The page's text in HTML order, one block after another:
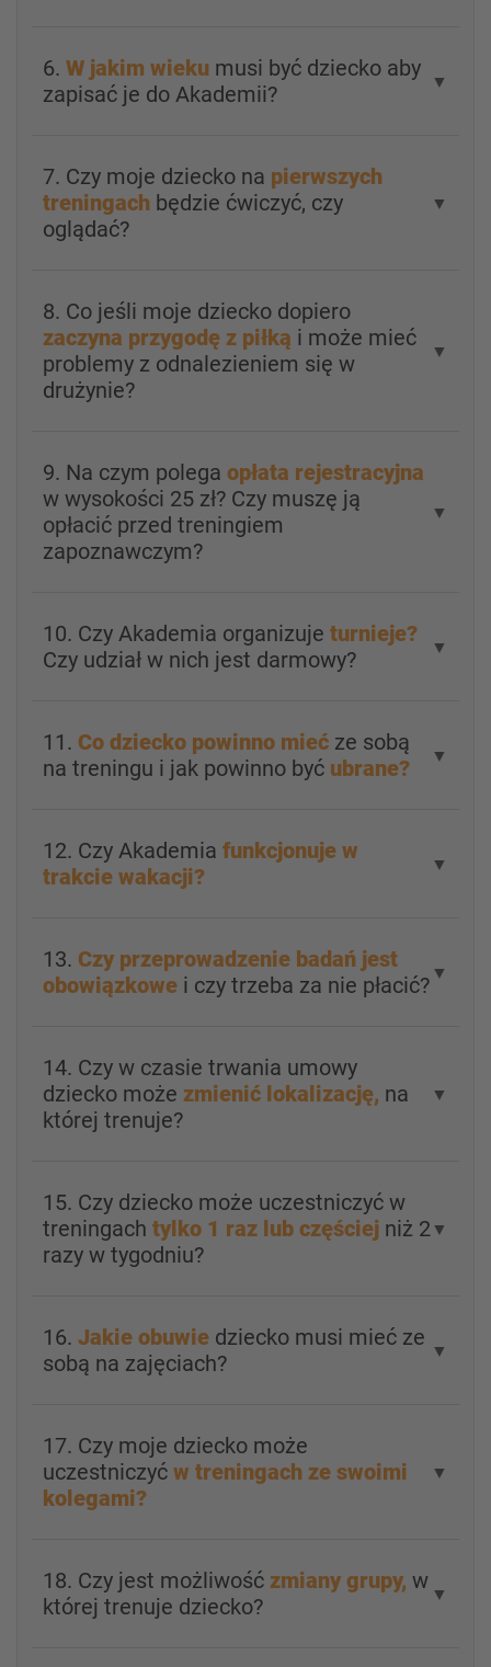
6. W jakim wieku musi być dziecko aby
zapisać je do Akademii?
▼
7. Czy moje dziecko na pierwszych
treningach będzie ćwiczyć, czy
oglądać?
▼
8. Co jeśli moje dziecko dopiero
zaczyna przygodę z piłką i może mieć
problemy z odnalezieniem się w
drużynie?
▼
9. Na czym polega opłata rejestracyjna
w wysokości 25 zł? Czy muszę ją
opłacić przed treningiem
zapoznawczym?
▼
10. Czy Akademia organizuje turnieje?
Czy udział w nich jest darmowy?
▼
11. Co dziecko powinno mieć ze sobą
na treningu i jak powinno być ubrane? ▼
12. Czy Akademia funkcjonuje w
trakcie wakacji?
▼
13. Czy przeprowadzenie badań jest
obowiązkowe i czy trzeba za nie płacić? ▼
14. Czy w czasie trwania umowy
dziecko może zmienić lokalizację, na
której trenuje?
▼
15. Czy dziecko może uczestniczyć w
treningach tylko 1 raz lub częściej niż 2
razy w tygodniu?
▼
16. Jakie obuwie dziecko musi mieć ze
sobą na zajęciach?
▼
17. Czy moje dziecko może
uczestniczyć w treningach ze swoimi
kolegami?
▼
18. Czy jest możliwość zmiany grupy, w
której trenuje dziecko?
▼